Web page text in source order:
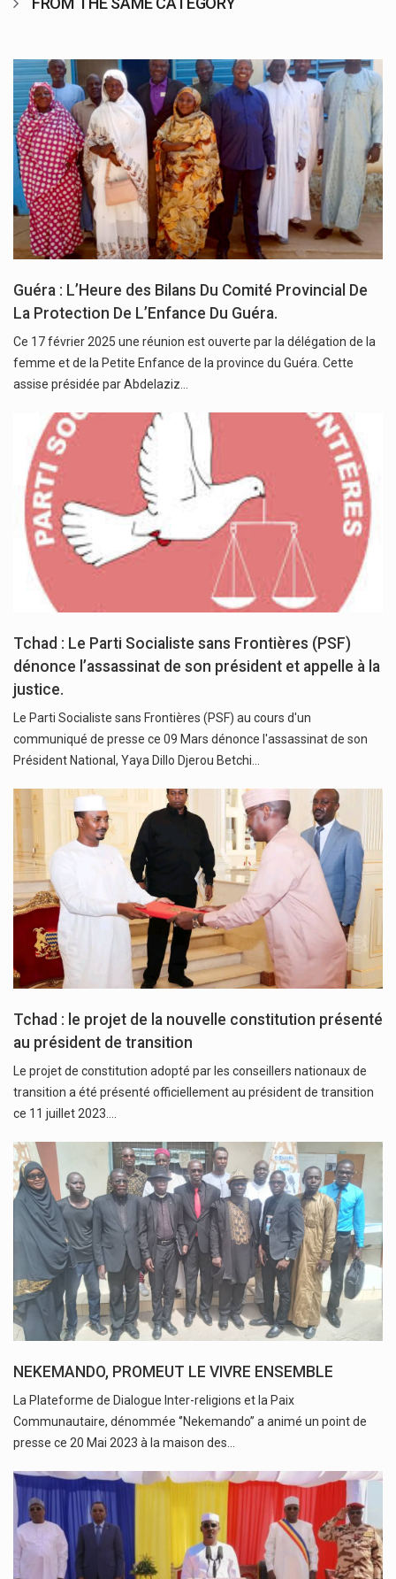
Guéra : L’Heure des Bilans Du Comité Provincial De
La Protection De L’Enfance Du Guéra.
Ce 17 février 2025 une réunion est ouverte par la délégation de la
femme et de la Petite Enfance de la province du Guéra. Cette
assise présidée par Abdelaziz…
Tchad : Le Parti Socialiste sans Frontières (PSF)
dénonce l’assassinat de son président et appelle à la
justice.
Le Parti Socialiste sans Frontières (PSF) au cours d'un
communiqué de presse ce 09 Mars dénonce l'assassinat de son
Président National, Yaya Dillo Djerou Betchi…
Tchad : le projet de la nouvelle constitution présenté
au président de transition
Le projet de constitution adopté par les conseillers nationaux de
transition a été présenté officiellement au président de transition
ce 11 juillet 2023.…
NEKEMANDO, PROMEUT LE VIVRE ENSEMBLE
La Plateforme de Dialogue Inter-religions et la Paix
Communautaire, dénommée ‘’Nekemando’’ a animé un point de
presse ce 20 Mai 2023 à la maison des…